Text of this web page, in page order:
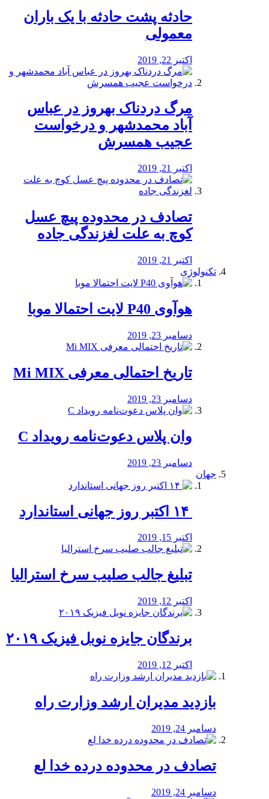
️حادثه پشت حادثه با یک باران
معمولی
اکتبر 22, 2019
مرگ دردناک بهروز در عباس
آباد محمدشهر و درخواست
عجیب همسرش
اکتبر 21, 2019
تصادف در محدوده پیچ عسل
کوچ به علت لغزندگی جاده
اکتبر 21, 2019
تکنولوژی
هوآوی P40 لایت احتمالا موبا
دسامبر 23, 2019
تاریخ احتمالی معرفی Mi MIX
دسامبر 23, 2019
وان پلاس دعوت‌نامه رویداد C
دسامبر 23, 2019
جهان
اکتبر 15, 2019
تبلیغ جالب صلیب سرخ استرالیا
اکتبر 12, 2019
برندگان جایزه نوبل فیزیک ۲۰۱۹
اکتبر 12, 2019
بازدید مدیران ارشد وزارت راه
دسامبر 24, 2019
تصادف در محدوده درده خدا لع
دسامبر 24, 2019